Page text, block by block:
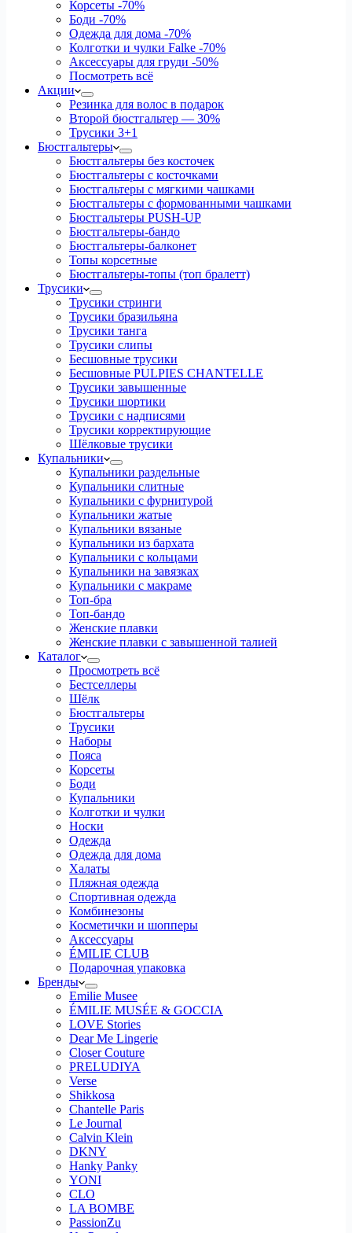
Корсеты -70%
Боди -70%
Одежда для дома -70%
Колготки и чулки Falke -70%
Аксессуары для груди -50%
Посмотреть всё
Акции
Резинка для волос в подарок
Второй бюстгальтер — 30%
Трусики 3+1
Бюстгальтеры
Бюстгальтеры без косточек
Бюстгальтеры с косточками
Бюстгальтеры с мягкими чашками
Бюстгальтеры с формованными чашками
Бюстгальтеры PUSH-UP
Бюстгальтеры-бандо
Бюстгальтеры-балконет
Топы корсетные
Бюстгальтеры-топы (топ бралетт)
Трусики
Трусики стринги
Трусики бразильяна
Трусики танга
Трусики слипы
Бесшовные трусики
Бесшовные PULPIES CHANTELLE
Трусики завышенные
Трусики шортики
Трусики с надписями
Трусики корректирующие
Шёлковые трусики
Купальники
Купальники раздельные
Купальники слитные
Купальники с фурнитурой
Купальники жатые
Купальники вязаные
Купальники из бархата
Купальники с кольцами
Купальники на завязках
Купальники с макраме
Топ-бра
Топ-бандо
Женские плавки
Женские плавки с завышенной талией
Каталог
Просмотреть всё
Бестселлеры
Шёлк
Бюстгальтеры
Трусики
Наборы
Пояса
Корсеты
Боди
Купальники
Колготки и чулки
Носки
Одежда
Одежда для дома
Халаты
Пляжная одежда
Спортивная одежда
Комбинезоны
Косметички и шопперы
Аксессуары
ÉMILIE CLUB
Подарочная упаковка
Бренды
Emilie Musee
ÉMILIE MUSÉE & GOCCIA
LOVE Stories
Dear Me Lingerie
Closer Couture
PRELUDIYA
Verse
Shikkosa
Chantelle Paris
Le Journal
Calvin Klein
DKNY
Hanky Panky
YONI
CLO
LA BOMBE
PassionZu